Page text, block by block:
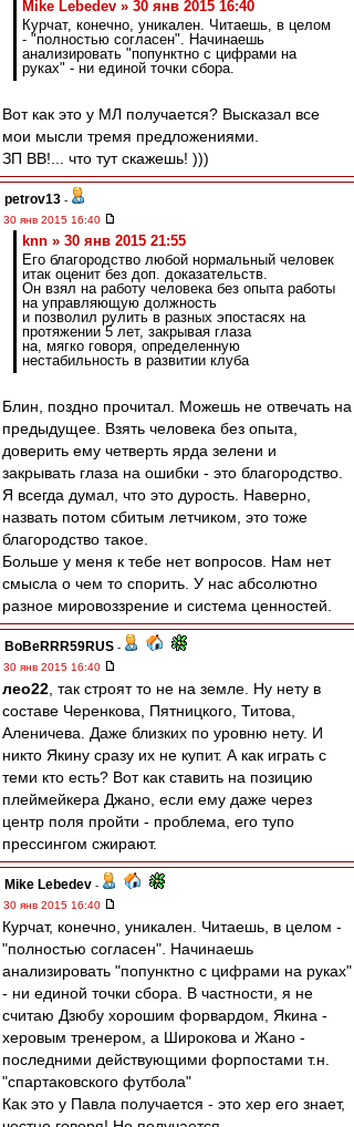
Mike Lebedev » 30 янв 2015 16:40
Курчат, конечно, уникален. Читаешь, в целом
- "полностью согласен". Начинаешь
анализировать "попунктно с цифрами на
руках" - ни единой точки сбора.
Вот как это у МЛ получается? Высказал все
мои мысли тремя предложениями.
ЗП ВВ!... что тут скажешь! )))
petrov13 -
30 янв 2015 16:40
knn » 30 янв 2015 21:55
Его благородство любой нормальный человек
итак оценит без доп. доказательств.
Он взял на работу человека без опыта работы
на управляющую должность
и позволил рулить в разных эпостасях на
протяжении 5 лет, закрывая глаза
на, мягко говоря, определенную
нестабильность в развитии клуба
Блин, поздно прочитал. Можешь не отвечать на
предыдущее. Взять человека без опыта,
доверить ему четверть ярда зелени и
закрывать глаза на ошибки - это благородство.
Я всегда думал, что это дурость. Наверно,
назвать потом сбитым летчиком, это тоже
благородство такое.
Больше у меня к тебе нет вопросов. Нам нет
смысла о чем то спорить. У нас абсолютно
разное мировоззрение и система ценностей.
BoBeRRR59RUS -
30 янв 2015 16:40
лео22 , так строят то не на земле. Ну нету в
составе Черенкова, Пятницкого, Титова,
Аленичева. Даже близких по уровню нету. И
никто Якину сразу их не купит. А как играть с
теми кто есть? Вот как ставить на позицию
плеймейкера Джано, если ему даже через
центр поля пройти - проблема, его тупо
прессингом сжирают.
Mike Lebedev -
30 янв 2015 16:40
Курчат, конечно, уникален. Читаешь, в целом -
"полностью согласен". Начинаешь
анализировать "попунктно с цифрами на руках"
- ни единой точки сбора. В частности, я не
считаю Дзюбу хорошим форвардом, Якина -
херовым тренером, а Широкова и Жано -
последними действующими форпостами т.н.
"спартаковского футбола"
Как это у Павла получается - это хер его знает,